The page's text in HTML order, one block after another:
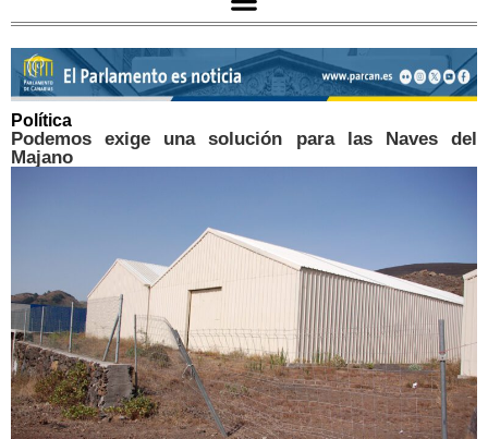
Política
Podemos exige una solución para las Naves del
Majano